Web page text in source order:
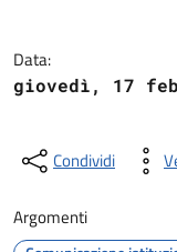
Data:
giovedì, 17
Condividi
Argomenti